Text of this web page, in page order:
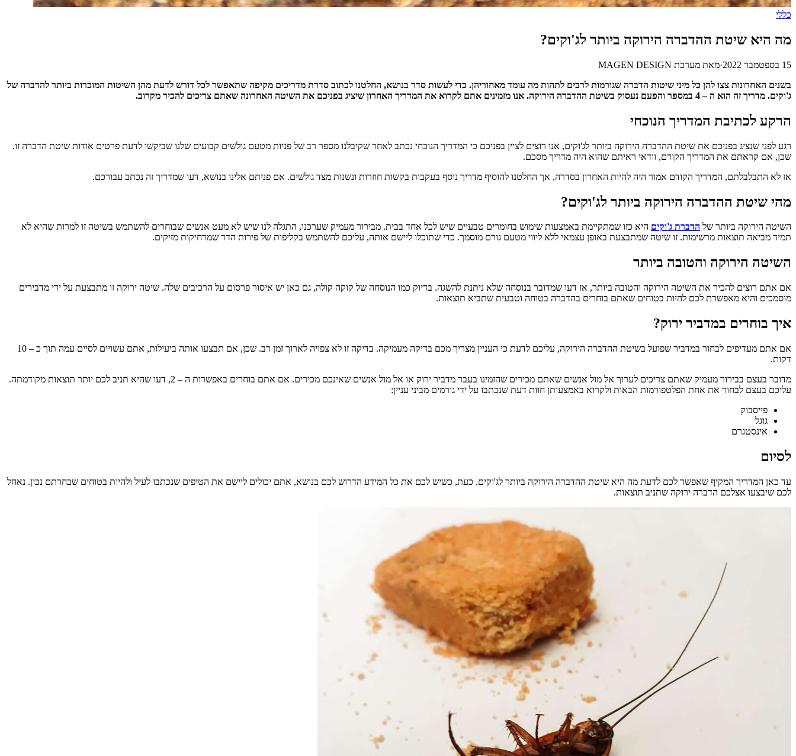
כללי
מה היא שיטת ההדברה הירוקה ביותר לג'וקים?
15 בספטמבר 2022 ·מאת מערכת MAGEN DESIGN
בשנים האחרונות צצו להן כל מיני שיטות הדברה שגורמות לרבים לתהות מה עומד מאחוריהן. כדי לעשות סדר בנושא, החלטנו לכתוב סדרת מדריכים מקיפה שתאפשר לכל דורש לדעת מהן השיטות המוכרות ביותר להדברה של
ג'וקים. מדריך זה הוא ה – 4 במספר והפעם נעסוק בשיטת ההדברה הירוקה. אנו מזמינים אתם לקרוא את המדריך האחרון שיציג בפניכם את השיטה האחרונה שאתם צריכים להכיר מקרוב.
הרקע לכתיבת המדריך הנוכחי
רגע לפני שנציג בפניכם את שיטת ההדברה הירוקה ביותר לג'וקים, אנו רוצים לציין בפניכם כי המדריך הנוכחי נכתב לאחר שקיבלנו מספר רב של פניות מטעם גולשים קבועים שלנו שביקשו לדעת פרטים אודות שיטת הדברה זו.
שכן, אם קראתם את המדריך הקודם, וודאי ראיתם שהוא היה מדריך מסכם.
אז לא התבלבלתם, המדריך הקודם אמור היה להיות האחרון בסדרה, אך החלטנו להוסיף מדריך נוסף בעקבות בקשות חוזרות ונשנות מצד גולשים. אם פניתם אלינו בנושא, דעו שמדריך זה נכתב עבורכם.
מהי שיטת ההדברה הירוקה ביותר לג'וקים?
השיטה הירוקה ביותר של הדברת ג'וקים היא כזו שמתקיימת באמצעות שימוש בחומרים טבעיים שיש לכל אחד בבית. מבירור מעמיק שערכנו, התגלה לנו שיש לא מעט אנשים שבוחרים להשתמש בשיטה זו למרות שהיא לא
תמיד מביאה תוצאות מרשימות. זו שיטה שמתבצעת באופן עצמאי ללא ליווי מטעם גורם מוסמך. כדי שתוכלו ליישם אותה, עליכם להשתמש בקליפות של פירות הדר שמרחיקות מזיקים.
השיטה הירוקה והטובה ביותר
אם אתם רוצים להכיר את השיטה הירוקה והטובה ביותר, אז דעו שמדובר בנוסחה שלא ניתנת להשגה. בדיוק כמו הנוסחה של קוקה קולה, גם כאן יש איסור פרסום על הרכיבים שלה. שיטה ירוקה זו מתבצעת על ידי מדבירים
מוסמכים והיא מאפשרת לכם להיות בטוחים שאתם בוחרים בהדברה בטוחה וטבעית שתביא תוצאות.
איך בוחרים במדביר ירוק?
אם אתם מעדיפים לבחור במדביר שפועל בשיטת ההדברה הירוקה, עליכם לדעת כי העניין מצריך מכם בדיקה מעמיקה. בדיקה זו לא צפויה לארוך זמן רב. שכן, אם תבצעו אותה ביעילות, אתם עשויים לסיים עמה תוך כ – 10
דקות.
מדובר בעצם בבירור מעמיק שאתם צריכים לערוך אל מול אנשים שאתם מכירים שהזמינו בעבר מדביר ירוק או אל מול אנשים שאינכם מכירים. אם אתם בוחרים באפשרות ה – 2, דעו שהיא תניב לכם יותר תוצאות מקודמתה.
עליכם בעצם לבחור את אחת הפלטפורמות הבאות ולקרוא באמצעותן חוות דעת שנכתבו על ידי גורמים מביני עניין:
פייסבוק
גוגל
אינסטגרם
לסיום
עד כאן המדריך המקיף שאפשר לכם לדעת מה היא שיטת ההדברה הירוקה ביותר לג'וקים. כעת, כשיש לכם את כל המידע הדרוש לכם בנושא, אתם יכולים ליישם את הטיפים שנכתבו לעיל ולהיות בטוחים שבחרתם נכון. נאחל
לכם שיבצעו אצלכם הדברה ירוקה שתניב תוצאות.